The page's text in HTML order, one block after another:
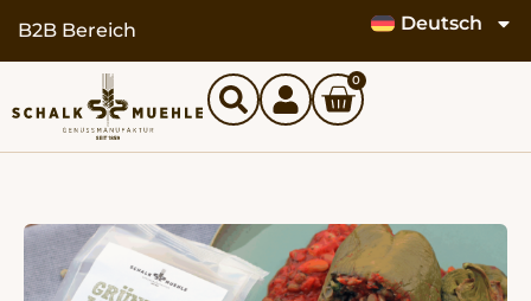
springen
B2B Bereich Deutsch
0